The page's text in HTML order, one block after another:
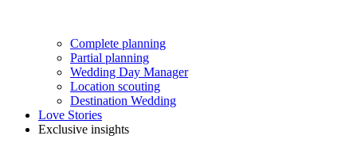
Complete planning
Partial planning
Wedding Day Manager
Location scouting
Destination Wedding
Love Stories
Exclusive insights